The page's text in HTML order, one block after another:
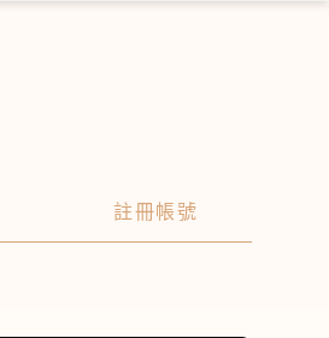
註冊帳號